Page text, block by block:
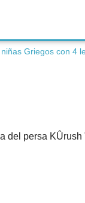
Griegos con 4
del persa